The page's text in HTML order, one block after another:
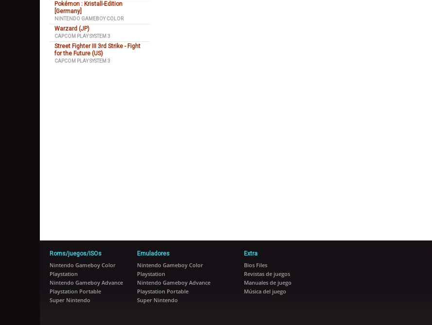
Pokémon : Kristall-Edition
[Germany]
NINTENDO GAMEBOY COLOR
Warzard (JP)
CAPCOM PLAY SYSTEM 3
Street Fighter III 3rd Strike - Fight
for the Future (US)
CAPCOM PLAY SYSTEM 3
Roms/juegos/ISOs
Nintendo Gameboy Color
Playstation
Nintendo Gameboy Advance
Playstation Portable
Super Nintendo
Emuladores
Nintendo Gameboy Color
Playstation
Nintendo Gameboy Advance
Playstation Portable
Super Nintendo
Extra
Bios Files
Revistas de juegos
Manuales de juego
Música del juego